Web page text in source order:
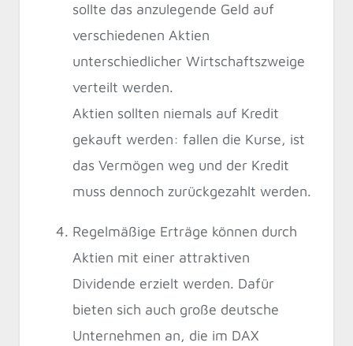
sollte das anzulegende Geld auf
verschiedenen Aktien
unterschiedlicher Wirtschaftszweige
verteilt werden.
Aktien sollten niemals auf Kredit
gekauft werden: fallen die Kurse, ist
das Vermögen weg und der Kredit
muss dennoch zurückgezahlt werden.
Regelmäßige Erträge können durch
Aktien mit einer attraktiven
Dividende erzielt werden. Dafür
bieten sich auch große deutsche
Unternehmen an, die im DAX